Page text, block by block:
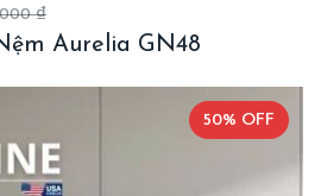
₫
Aurelia GN48
50% OFF